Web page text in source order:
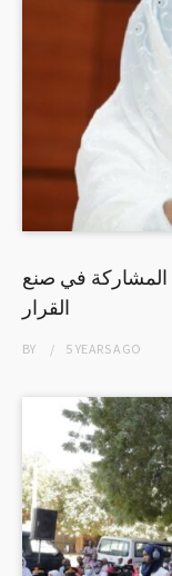
المشاركة في صنع
القرار
BY 5 YEARSAGO